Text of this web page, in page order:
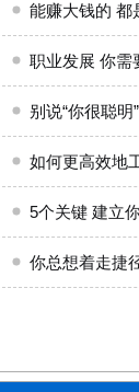
能赚大钱的 都
职业发展 你需
别说“你很聪明
如何更高效地
5个关键 建立
你总想着走捷